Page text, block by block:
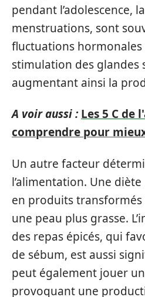
pendant l’adolescence,
menstruations, sont
fluctuations
stimulation des glandes
augmentant ainsi la
A voir aussi : Les 5 C de
comprendre pour
Un autre facteur
l’alimentation. Une
en produits
une peau plus grasse.
des repas épicés, qui
de sébum, est aussi
peut également jouer
provoquant une